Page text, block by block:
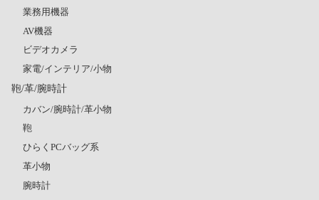
業務用機器
AV機器
ビデオカメラ
家電/インテリア/小物
鞄/革/腕時計
カバン/腕時計/革小物
鞄
ひらくPCバッグ系
革小物
腕時計